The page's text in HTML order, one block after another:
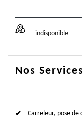
indisponible
Nos
Carreleur, pose de